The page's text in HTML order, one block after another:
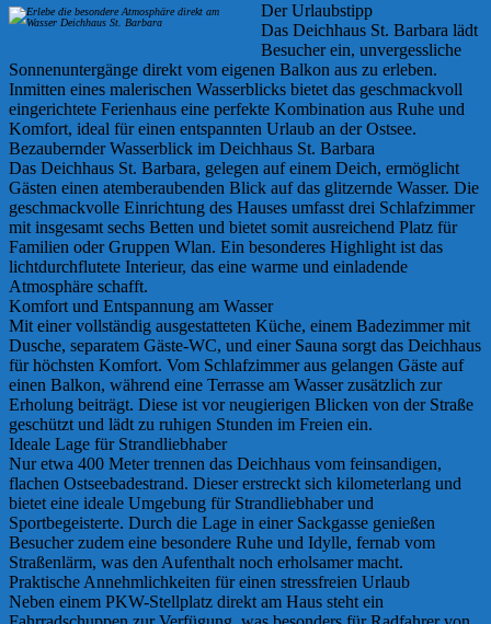
Der Urlaubstipp
Das Deichhaus St. Barbara lädt
Besucher ein, unvergessliche
Sonnenuntergänge direkt vom eigenen Balkon aus zu erleben.
Inmitten eines malerischen Wasserblicks bietet das geschmackvoll
eingerichtete Ferienhaus eine perfekte Kombination aus Ruhe und
Komfort, ideal für einen entspannten Urlaub an der Ostsee.
Bezaubernder Wasserblick im Deichhaus St. Barbara
Das Deichhaus St. Barbara, gelegen auf einem Deich, ermöglicht
Gästen einen atemberaubenden Blick auf das glitzernde Wasser. Die
geschmackvolle Einrichtung des Hauses umfasst drei Schlafzimmer
mit insgesamt sechs Betten und bietet somit ausreichend Platz für
Familien oder Gruppen Wlan. Ein besonderes Highlight ist das
lichtdurchflutete Interieur, das eine warme und einladende
Atmosphäre schafft.
Komfort und Entspannung am Wasser
Mit einer vollständig ausgestatteten Küche, einem Badezimmer mit
Dusche, separatem Gäste-WC, und einer Sauna sorgt das Deichhaus
für höchsten Komfort. Vom Schlafzimmer aus gelangen Gäste auf
einen Balkon, während eine Terrasse am Wasser zusätzlich zur
Erholung beiträgt. Diese ist vor neugierigen Blicken von der Straße
geschützt und lädt zu ruhigen Stunden im Freien ein.
Ideale Lage für Strandliebhaber
Nur etwa 400 Meter trennen das Deichhaus vom feinsandigen,
flachen Ostseebadestrand. Dieser erstreckt sich kilometerlang und
bietet eine ideale Umgebung für Strandliebhaber und
Sportbegeisterte. Durch die Lage in einer Sackgasse genießen
Besucher zudem eine besondere Ruhe und Idylle, fernab vom
Straßenlärm, was den Aufenthalt noch erholsamer macht.
Praktische Annehmlichkeiten für einen stressfreien Urlaub
Neben einem PKW-Stellplatz direkt am Haus steht ein